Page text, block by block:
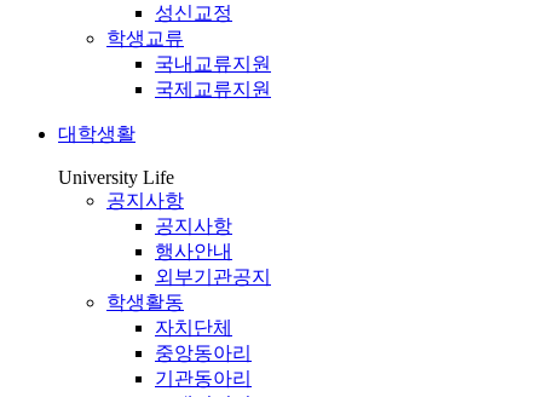
성신교정
학생교류
국내교류지원
국제교류지원
대학생활
University Life
공지사항
공지사항
행사안내
외부기관공지
학생활동
자치단체
중앙동아리
기관동아리